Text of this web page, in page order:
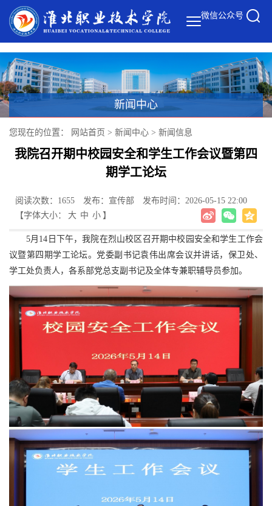
微信公众号
新闻中心
您现在的位置： 网站首页 > 新闻中心 > 新闻信息
我院召开期中校园安全和学生工作会议暨第四
期学工论坛
阅读次数：1655 发布：宣传部
发布时间：2026-05-15 22:00
【字体大小：
大 中 小 】
5月14日下午，我院在烈山校区召开期中校园安全和学生工作会
议暨第四期学工论坛。党委副书记袁伟出席会议并讲话，保卫处、
学工处负责人，各系部党总支副书记及全体专兼职辅导员参加。